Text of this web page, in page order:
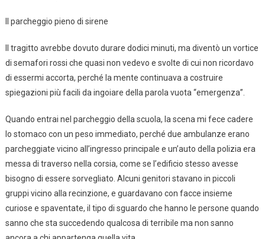
Il parcheggio pieno di sirene
Il tragitto avrebbe dovuto durare dodici minuti, ma diventò un vortice
di semafori rossi che quasi non vedevo e svolte di cui non ricordavo
di essermi accorta, perché la mente continuava a costruire
spiegazioni più facili da ingoiare della parola vuota “emergenza”.
Quando entrai nel parcheggio della scuola, la scena mi fece cadere
lo stomaco con un peso immediato, perché due ambulanze erano
parcheggiate vicino all’ingresso principale e un’auto della polizia era
messa di traverso nella corsia, come se l’edificio stesso avesse
bisogno di essere sorvegliato. Alcuni genitori stavano in piccoli
gruppi vicino alla recinzione, e guardavano con facce insieme
curiose e spaventate, il tipo di sguardo che hanno le persone quando
sanno che sta succedendo qualcosa di terribile ma non sanno